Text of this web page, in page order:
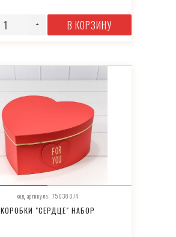
В КОРЗИНУ
код артикула: 750380/4
КОРОБКИ "СЕРДЦЕ" НАБОР